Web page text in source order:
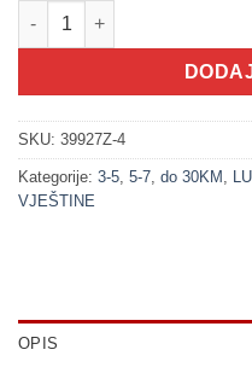
200311-4 Rođendan -
SKU: 39927Z-4
Kategorije: 3-5 5-7 do 30KM
VJEŠTINE
OPIS